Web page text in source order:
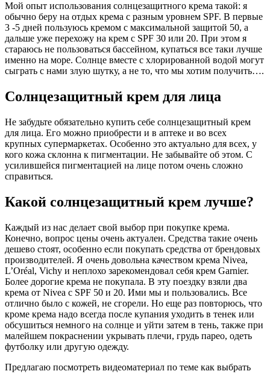
Мой опыт использования солнцезащитного крема такой: я
обычно беру на отдых крема с разным уровнем SPF. В первые
3 -5 дней пользуюсь кремом с максимальной защитой 50, а
дальше уже перехожу на крем с SPF 30 или 20. При этом я
стараюсь не пользоваться бассейном, купаться все таки лучше
именно на море. Солнце вместе с хлорированной водой могут
сыграть с нами злую шутку, а не то, что мы хотим получить….
Солнцезащитный крем для лица
Не забудьте обязательно купить себе солнцезащитный крем
для лица. Его можно приобрести и в аптеке и во всех
крупных супермаркетах. Особенно это актуально для всех, у
кого кожа склонна к пигментации. Не забывайте об этом. С
усилившейся пигментацией на лице потом очень сложно
справиться.
Какой солнцезащитный крем лучше?
Каждый из нас делает свой выбор при покупке крема.
Конечно, вопрос цены очень актуален. Средства такие очень
дешево стоят, особенно если покупать средства от брендовых
производителей. Я очень довольна качеством крема Nivea,
L’Oréal, Vichy и неплохо зарекомендовал себя крем Garnier.
Более дорогие крема не покупала. В эту поездку взяли два
крема от Nivea с SPF 50 и 20. Ими мы и пользовались. Все
отлично было с кожей, не сгорели. Но еще раз повторюсь, что
кроме крема надо всегда после купания уходить в тенек или
обсушиться немного на солнце и уйти затем в тень, также при
малейшем покраснении укрывать плечи, грудь парео, одеть
футболку или другую одежду.
Предлагаю посмотреть видеоматериал по теме как выбрать